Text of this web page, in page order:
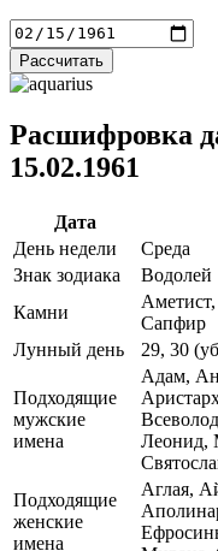
Рассчитать
Расшифровка
15.02.1961
Дата
День недели
Среда
Знак зодиака
Водолей
Камни
Сапфир
Лунный день
29, 30
Подходящие
мужские
имена
Адам,
Леонид,
Подходящие
женские
имена
Аглая,